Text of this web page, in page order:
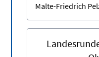
Malte-Friedrich